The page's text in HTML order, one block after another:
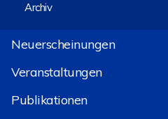
Archiv
Neuerscheinungen
Veranstaltungen
Publikationen